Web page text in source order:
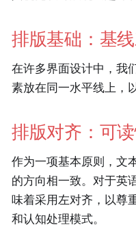
排版基础：基
在许多界面设计中，我
素放在同一水平线上，
排版对齐：可
作为一项基本原则，文
的方向相一致。对于英
味着采用左对齐，以尊
和认知处理模式。